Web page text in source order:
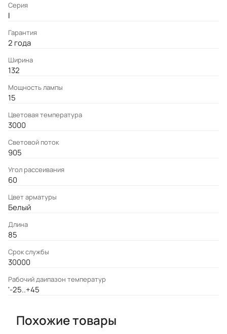
Серия
I
Гарантия
2 года
Ширина
132
Мощность лампы
15
Цветовая температура
3000
Световой поток
905
Угол рассеивания
60
Цвет арматуры
Белый
Длина
85
Срок службы
30000
Рабочий даипазон температур
'-25..+45
Похожие товары